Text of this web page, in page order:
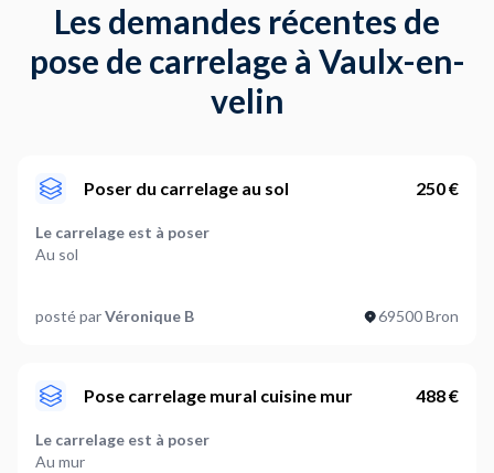
Les demandes récentes de
pose de carrelage à Vaulx-en-
velin
Poser du carrelage au sol 250 €
Le carrelage est à poser
Au sol
16
5
Faut-il retirer un revêtement existant ?
Non
posté parVéronique B 69500 Bron
Pose carrelage mural cuisine mur 488 €
Le carrelage est à poser
Au mur